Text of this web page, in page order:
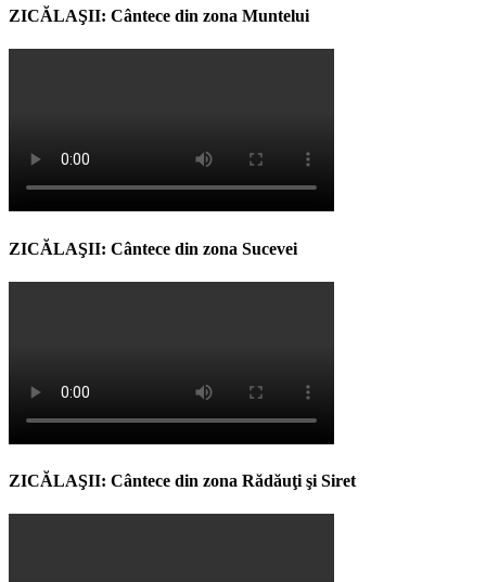
ZICĂLAŞII: Cântece din zona Muntelui
ZICĂLAŞII: Cântece din zona Sucevei
ZICĂLAŞII: Cântece din zona Rădăuţi şi Siret